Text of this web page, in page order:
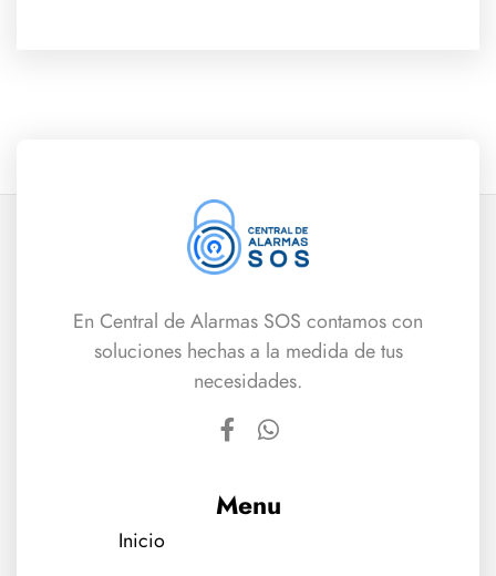
En Central de Alarmas SOS contamos con
soluciones hechas a la medida de tus
necesidades.
Menu
Inicio